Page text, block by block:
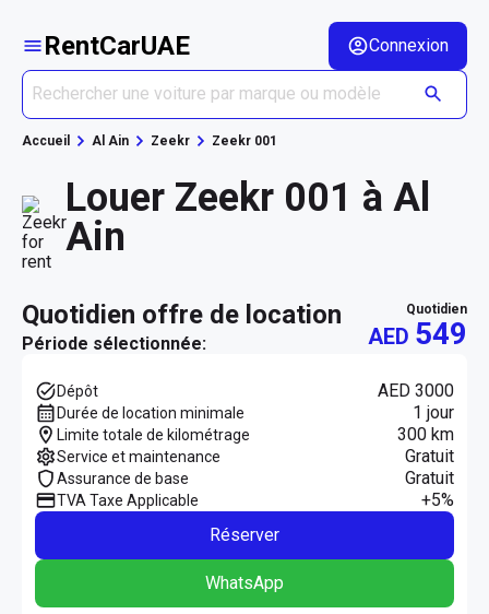
RentCarUAE Connexion
Accueil Al Ain Zeekr Zeekr 001
Louer Zeekr 001 à Al
Ain
quotidien offre de location
Période sélectionnée:
quotidien
AED 549
Dépôt AED 3000
Durée de location minimale 1 jour
Limite totale de kilométrage 300 km
Service et maintenance Gratuit
Assurance de base Gratuit
TVA Taxe Applicable
+5%
Réserver
WhatsApp